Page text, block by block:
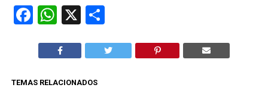
Facebook
WhatsApp
X
TEMAS RELACIONADOS